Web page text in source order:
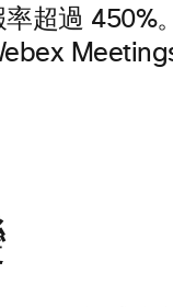
超過 450%
Meetings